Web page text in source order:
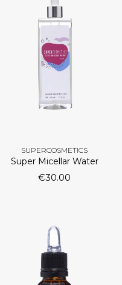
SUPERCOSMETICS
Super Micellar Water
€30.00